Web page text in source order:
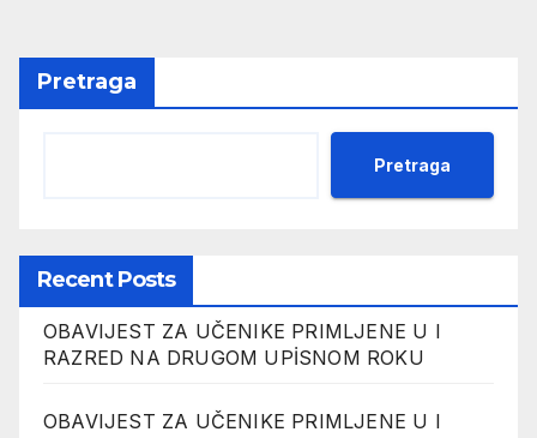
Pretraga
Pretraga
Recent Posts
OBAVIJEST ZA UČENIKE PRIMLJENE U I
RAZRED NA DRUGOM UPİSNOM ROKU
OBAVIJEST ZA UČENIKE PRIMLJENE U I